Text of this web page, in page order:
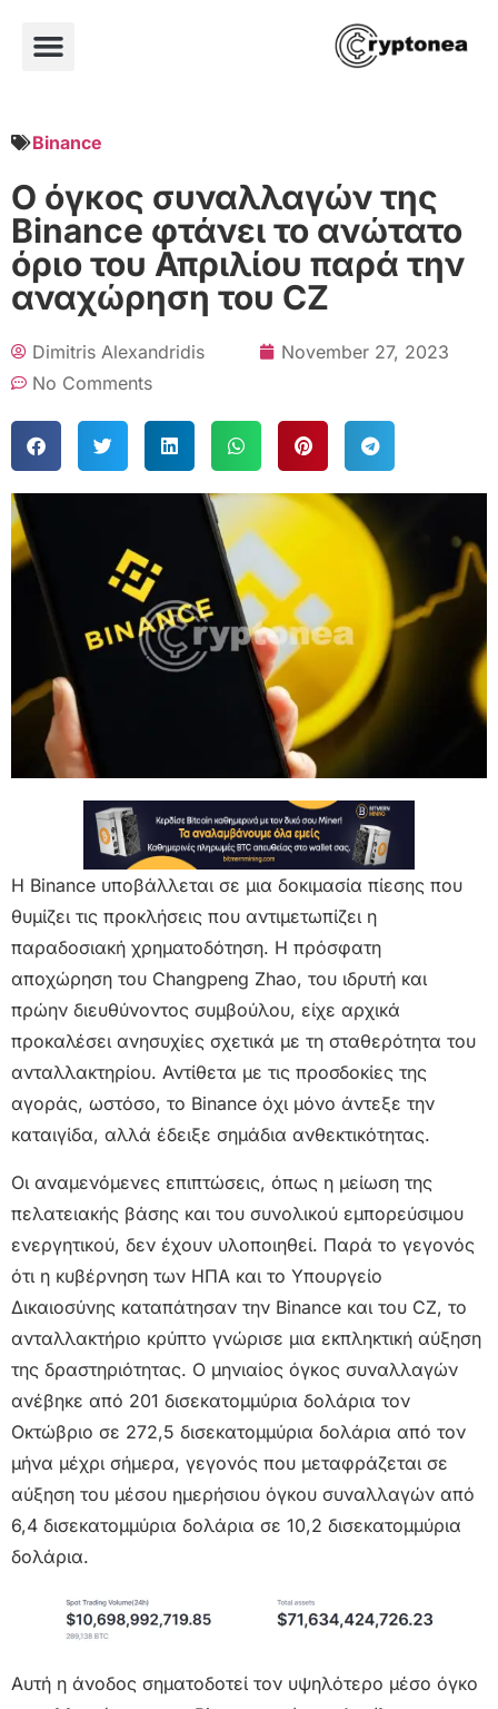
Binance
Ο όγκος συναλλαγών της
Binance φτάνει το ανώτατο
όριο του Απριλίου παρά την
αναχώρηση του CZ
Dimitris Alexandridis
November 27, 2023
No Comments
Η Binance υποβάλλεται σε μια δοκιμασία πίεσης που
θυμίζει τις προκλήσεις που αντιμετωπίζει η
παραδοσιακή χρηματοδότηση. Η πρόσφατη
αποχώρηση του Changpeng Zhao, του ιδρυτή και
πρώην διευθύνοντος συμβούλου, είχε αρχικά
προκαλέσει ανησυχίες σχετικά με τη σταθερότητα του
ανταλλακτηρίου. Αντίθετα με τις προσδοκίες της
αγοράς, ωστόσο, το Binance όχι μόνο άντεξε την
καταιγίδα, αλλά έδειξε σημάδια ανθεκτικότητας.
Οι αναμενόμενες επιπτώσεις, όπως η μείωση της
πελατειακής βάσης και του συνολικού εμπορεύσιμου
ενεργητικού, δεν έχουν υλοποιηθεί. Παρά το γεγονός
ότι η κυβέρνηση των ΗΠΑ και το Υπουργείο
Δικαιοσύνης καταπάτησαν την Binance και του CZ, το
ανταλλακτήριο κρύπτο γνώρισε μια εκπληκτική αύξηση
της δραστηριότητας. Ο μηνιαίος όγκος συναλλαγών
ανέβηκε από 201 δισεκατομμύρια δολάρια τον
Οκτώβριο σε 272,5 δισεκατομμύρια δολάρια από τον
μήνα μέχρι σήμερα, γεγονός που μεταφράζεται σε
αύξηση του μέσου ημερήσιου όγκου συναλλαγών από
6,4 δισεκατομμύρια δολάρια σε 10,2 δισεκατομμύρια
δολάρια.
Αυτή η άνοδος σηματοδοτεί τον υψηλότερο μέσο όγκο